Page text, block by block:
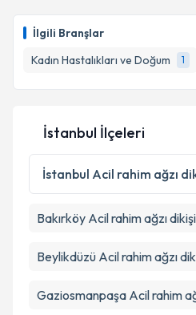
İlgili Branşlar
Kadın Hastalıkları ve Doğum
1
İstanbul İlçeleri
İstanbul Acil rahim ağzı
Bakırköy Acil rahim ağzı
Beylikdüzü Acil rahim ağzı
Gaziosmanpaşa Acil rahim